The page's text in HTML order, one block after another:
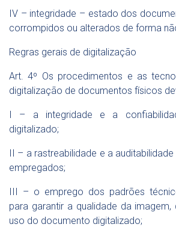
IV – integridade – estado dos
corrompidos ou alterados de forma
Regras gerais de digitalização
Art. 4º Os procedimentos e as
digitalização de documentos físicos
I – a integridade e a
digitalizado;
II – a rastreabilidade e a
empregados;
III – o emprego dos padrões
para garantir a qualidade da
uso do documento digitalizado;